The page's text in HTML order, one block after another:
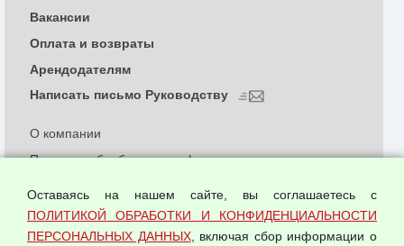
О компании
Политика обработки и конфиденциальности
Согласием на обработку персональных данных
Оферта оптовой купли-продажи
Вакансии
Оплата и возвраты
Арендодателям
Написать письмо Руководству
Оставаясь на нашем сайте, вы соглашаетесь с
ПОЛИТИКОЙ ОБРАБОТКИ И КОНФИДЕНЦИАЛЬНОСТИ
ПЕРСОНАЛЬНЫХ ДАННЫХ, включая сбор информации о